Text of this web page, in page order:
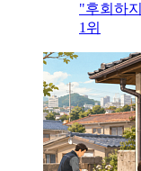
"후회하
1위